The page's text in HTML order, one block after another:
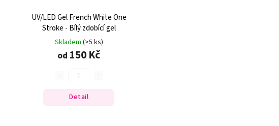
UV/LED Gel French White One
Stroke - Bílý zdobící gel
Skladem (>5 ks)
od 150 Kč
Detail